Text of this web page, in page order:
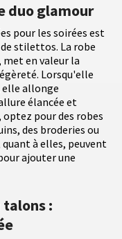
duo glamour
pour les soirées est
stilettos. La robe
met en valeur la
Lorsqu'elle
elle allonge
élancée et
optez pour des robes
des broderies ou
quant à elles, peuvent
ajouter une
talons :